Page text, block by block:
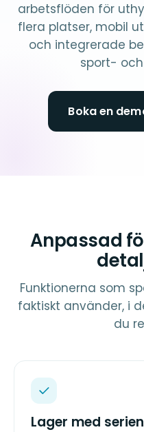
arbetsflöden för
flera platser, mobil
och integrerade
sport-
Boka en
Anpassad
Funktionerna som
faktiskt använder, i
du
Lager med